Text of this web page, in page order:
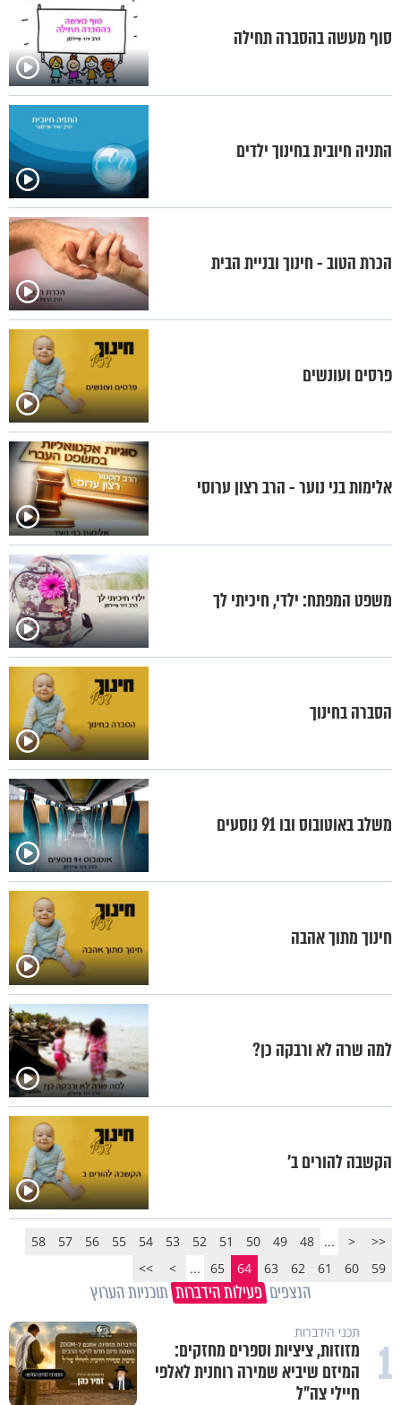
סוף מעשה בהסברה תחילה
התניה חיובית בחינוך ילדים
הכרת הטוב - חינוך ובניית הבית
פרסים ועונשים
אלימות בני נוער - הרב רצון ערוסי
משפט המפתח: ילדי, חיכיתי לך
הסברה בחינוך
משלב באוטובוס ובו 91 נוסעים
חינוך מתוך אהבה
למה שרה לא ורבקה כן?
הקשבה להורים ב'
<<
<
...
48
49
50
51
52
53
54
55
56
57
58
59
60
61
62
63
64
65
...
>
>>
הנצפים פעילות הידברות תוכניות הערוץ
1 תכני הידברות
מזוזות, ציציות וספרים מחזקים:
המיזם שיביא שמירה רוחנית לאלפי
חיילי צה"ל